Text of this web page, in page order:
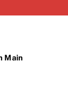
Main